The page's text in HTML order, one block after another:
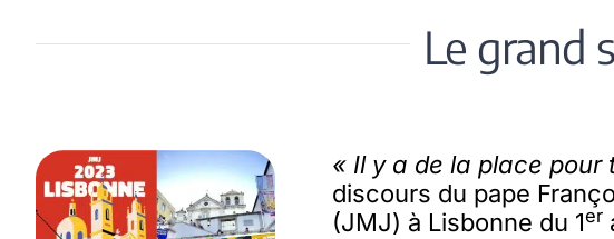
Le grand
« Il y a de la place pour
discours du pape
(JMJ) à Lisbonne du 1er